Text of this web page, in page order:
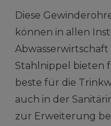
Diese
können in allen
Stahlnippel bieten
beste für die
auch in der
zur Erweiterung